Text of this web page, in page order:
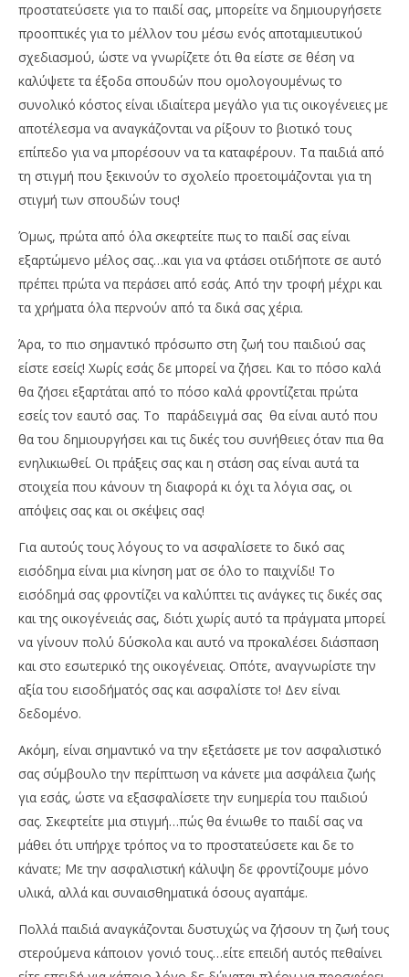
προστατεύσετε για το παιδί σας, μπορείτε να δημιουργήσετε
προοπτικές για το μέλλον του μέσω ενός αποταμιευτικού
σχεδιασμού, ώστε να γνωρίζετε ότι θα είστε σε θέση να
καλύψετε τα έξοδα σπουδών που ομολογουμένως το
συνολικό κόστος είναι ιδιαίτερα μεγάλο για τις οικογένειες με
αποτέλεσμα να αναγκάζονται να ρίξουν το βιοτικό τους
επίπεδο για να μπορέσουν να τα καταφέρουν. Τα παιδιά από
τη στιγμή που ξεκινούν το σχολείο προετοιμάζονται για τη
στιγμή των σπουδών τους!
Όμως, πρώτα από όλα σκεφτείτε πως το παιδί σας είναι
εξαρτώμενο μέλος σας…και για να φτάσει οτιδήποτε σε αυτό
πρέπει πρώτα να περάσει από εσάς. Από την τροφή μέχρι και
τα χρήματα όλα περνούν από τα δικά σας χέρια.
Άρα, το πιο σημαντικό πρόσωπο στη ζωή του παιδιού σας
είστε εσείς! Χωρίς εσάς δε μπορεί να ζήσει. Και το πόσο καλά
θα ζήσει εξαρτάται από το πόσο καλά φροντίζεται πρώτα
εσείς τον εαυτό σας. Το παράδειγμά σας θα είναι αυτό που
θα του δημιουργήσει και τις δικές του συνήθειες όταν πια θα
ενηλικιωθεί. Οι πράξεις σας και η στάση σας είναι αυτά τα
στοιχεία που κάνουν τη διαφορά κι όχι τα λόγια σας, οι
απόψεις σας και οι σκέψεις σας!
Για αυτούς τους λόγους το να ασφαλίσετε το δικό σας
εισόδημα είναι μια κίνηση ματ σε όλο το παιχνίδι! Το
εισόδημά σας φροντίζει να καλύπτει τις ανάγκες τις δικές σας
και της οικογένειάς σας, διότι χωρίς αυτό τα πράγματα μπορεί
να γίνουν πολύ δύσκολα και αυτό να προκαλέσει διάσπαση
και στο εσωτερικό της οικογένειας. Οπότε, αναγνωρίστε την
αξία του εισοδήματός σας και ασφαλίστε το! Δεν είναι
δεδομένο.
Ακόμη, είναι σημαντικό να την εξετάσετε με τον ασφαλιστικό
σας σύμβουλο την περίπτωση να κάνετε μια ασφάλεια ζωής
για εσάς, ώστε να εξασφαλίσετε την ευημερία του παιδιού
σας. Σκεφτείτε μια στιγμή…πώς θα ένιωθε το παιδί σας να
μάθει ότι υπήρχε τρόπος να το προστατεύσετε και δε το
κάνατε; Με την ασφαλιστική κάλυψη δε φροντίζουμε μόνο
υλικά, αλλά και συναισθηματικά όσους αγαπάμε.
Πολλά παιδιά αναγκάζονται δυστυχώς να ζήσουν τη ζωή τους
στερούμενα κάποιον γονιό τους…είτε επειδή αυτός πεθαίνει